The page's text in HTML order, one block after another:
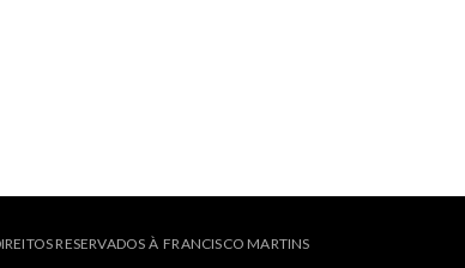
RESERVADOS À FRANCISCO MARTINS